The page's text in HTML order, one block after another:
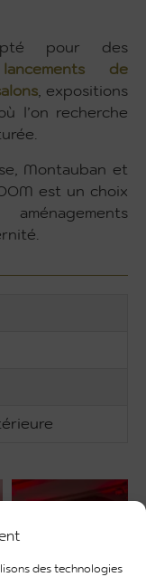
des technologies
pour des
lancements de
, expositions
l’on recherche
Montauban et
est un choix